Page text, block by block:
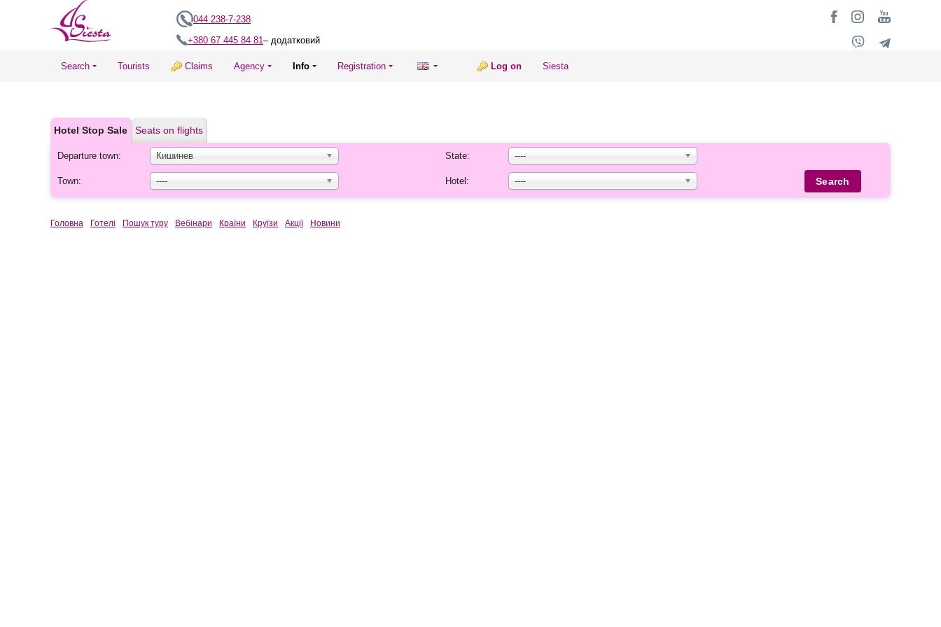
044 238-7-238
+380 67 445 84 81– додатковий
Search Tourists Claims Agency Info Registration Log on Siesta
Hotel Stop Sale Seats on flights
Departure town: Кишинев State: ----
Town: ---- Hotel: ---- Search
Головна Готелі Пошук туру Вебінари Країни Круїзи Акції Новини